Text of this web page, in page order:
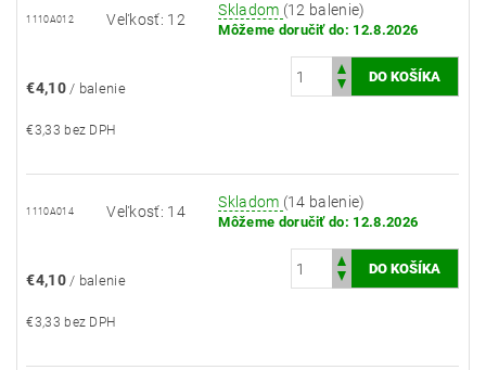
1110A012 Veľkosť: 12
Skladom (12 balenie)
Môžeme doručiť do: 12.8.2026
€4,10 / balenie
€3,33 bez DPH
1110A014 Veľkosť: 14
Skladom (14 balenie)
Môžeme doručiť do: 12.8.2026
€4,10 / balenie
€3,33 bez DPH